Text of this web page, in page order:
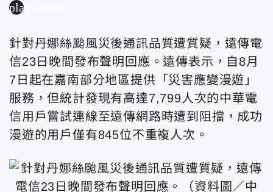
play_arrow
針對丹娜絲颱風災後通訊品質遭質疑，遠傳電
信23日晚間發布聲明回應。遠傳表示，自8月
7日起在嘉南部分地區提供「災害應變漫遊」
服務，但統計發現有高達7,799人次的中華電
信用戶嘗試連線至遠傳網路時遭到阻擋，成功
漫遊的用戶僅有845位不重複人次。